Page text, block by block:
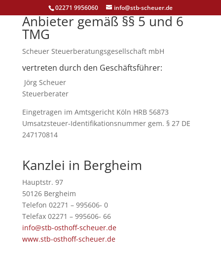
02271 9956060 info@stb-scheuer.de
Anbieter gemäß §§ 5 und 6
TMG
Scheuer Steuerberatungsgesellschaft mbH
vertreten durch den Geschäftsführer:
Jörg Scheuer
Steuerberater
Eingetragen im Amtsgericht Köln HRB 56873
Umsatzsteuer-Identifikationsnummer gem. § 27 DE
247170814
Kanzlei in Bergheim
Hauptstr. 97
50126 Bergheim
Telefon 02271 – 995606- 0
Telefax 02271 – 995606- 66
info@stb-osthoff-scheuer.de
www.stb-osthoff-scheuer.de